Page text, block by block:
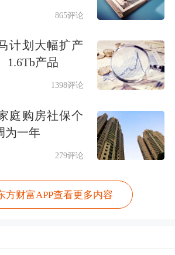
取，自政策实施之日起，
长沙市购买首套或第二套
商品房，提取住房公积金
的，允许缴存人家庭的直
865评论
计划大幅扩产
1.6Tb产品
1398评论
庭购房社保个
为一年
279评论
方财富APP查看更多内容